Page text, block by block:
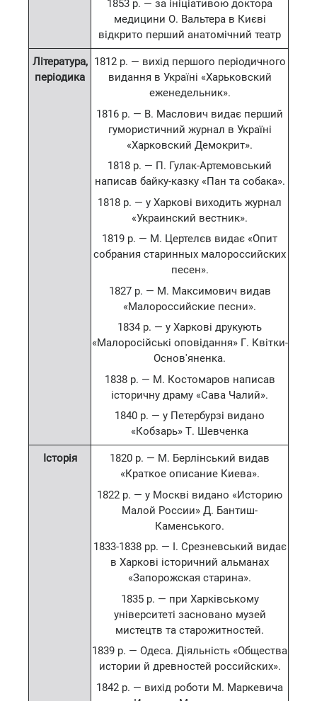
1853 р. — за ініціативою доктора
медицини О. Вальтера в Києві
відкрито перший анатомічний театр
Література,
періодика
1812 р. — вихід першого періодичного
видання в Україні «Харьковский
еженедельник».
1816 р. — В. Маслович видає перший
гумористичний журнал в Україні
«Харковский Демокрит».
1818 р. — П. Гулак-Артемовський
написав байку-казку «Пан та собака».
1818 р. — у Харкові виходить журнал
«Украинский вестник».
1819 р. — М. Цертелєв видає «Опит
собрания старинных малороссийских
песен».
1827 р. — М. Максимович видав
«Малороссийские песни».
1834 р. — у Харкові друкують
«Малоросійські оповідання» Г. Квітки-
Основ'яненка.
1838 р. — М. Костомаров написав
історичну драму «Сава Чалий».
1840 р. — у Петербурзі видано
«Кобзарь» Т. Шевченка
Історія
1820 р. — М. Берлінський видав
«Краткое описание Киева».
1822 р. — у Москві видано «Историю
Малой России» Д. Бантиш-
Каменського.
1833-1838 рр. — І. Срезневський видає
в Харкові історичний альманах
«Запорожская старина».
1835 р. — при Харківському
університеті засновано музей
мистецтв та старожитностей.
1839 р. — Одеса. Діяльність «Общества
истории й древностей российских».
1842 р. — вихід роботи М. Маркевича